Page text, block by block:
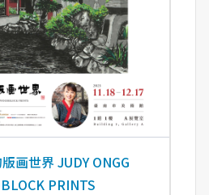
画世界 JUDY ONGG
PRINTS